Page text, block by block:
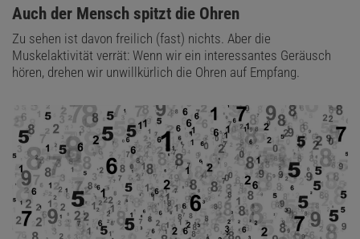
:
Auch der Mensch spitzt die Ohren
Zu sehen ist davon freilich (fast) nichts. Aber die
Muskelaktivität verrät: Wenn wir ein interessantes Geräusch
hören, drehen wir unwillkürlich die Ohren auf Empfang.